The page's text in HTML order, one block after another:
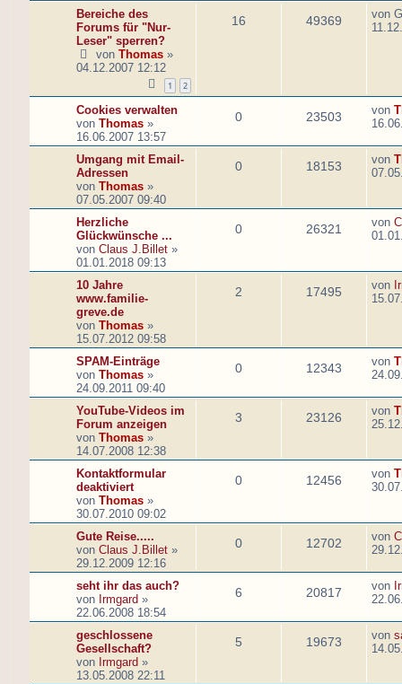
Bereiche des
Forums für "Nur-
Leser" sperren?
von Thomas »
04.12.2007 12:12
1 2
16 49369 von
Cookies verwalten
von Thomas »
16.06.2007 13:57
0 23503 von
Umgang mit Email-
Adressen
von Thomas »
07.05.2007 09:40
0 18153 von
Herzliche
Glückwünsche ...
von Claus J.Billet »
01.01.2018 09:13
0 26321 von
10 Jahre
www.familie-
greve.de
von Thomas »
15.07.2012 09:58
2 17495 von
SPAM-Einträge
von Thomas »
24.09.2011 09:40
0 12343 von
YouTube-Videos im
Forum anzeigen
von Thomas »
14.07.2008 12:38
3 23126 von
Kontaktformular
deaktiviert
von Thomas »
30.07.2010 09:02
0 12456 von
Gute Reise.....
von Claus J.Billet »
29.12.2009 12:16
0 12702 von
seht ihr das auch?
von Irmgard »
22.06.2008 18:54
6 20817 von
geschlossene
Gesellschaft?
von Irmgard »
13.05.2008 22:11
5 19673 von